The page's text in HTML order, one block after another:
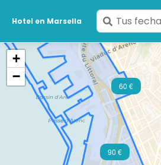
Hotel en Marsella
Ingresa
tus
fechas
60 €
90 €
+
−